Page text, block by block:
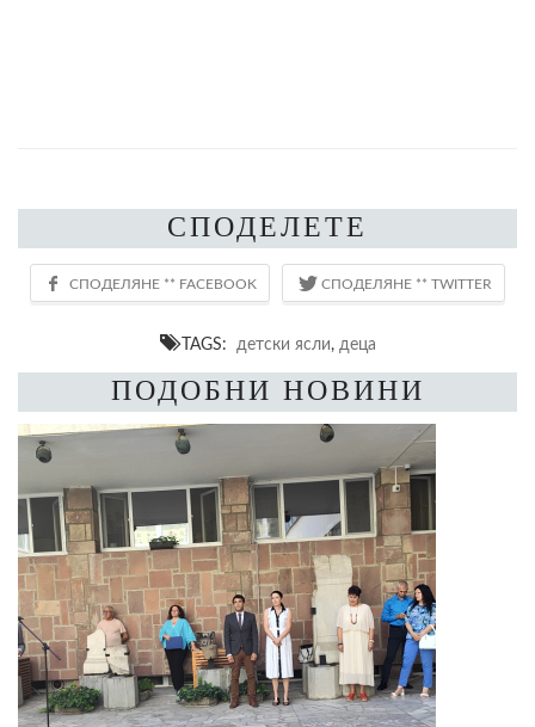
СПОДЕЛЕТЕ
TAGS: детски ясли, деца
ПОДОБНИ НОВИНИ